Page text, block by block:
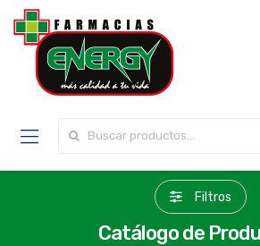
Filtros
Catálogo de